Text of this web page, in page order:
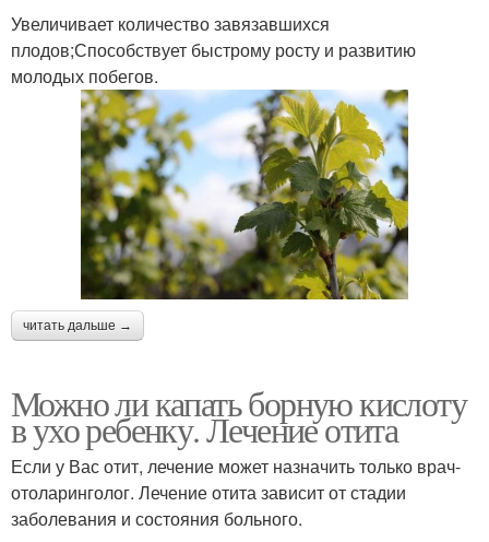
Увеличивает количество завязавшихся
плодов;Способствует быстрому росту и развитию
молодых побегов.
читать дальше →
Можно ли капать борную кислоту
в ухо ребенку. Лечение отита
Если у Вас отит, лечение может назначить только врач-
отоларинголог. Лечение отита зависит от стадии
заболевания и состояния больного.